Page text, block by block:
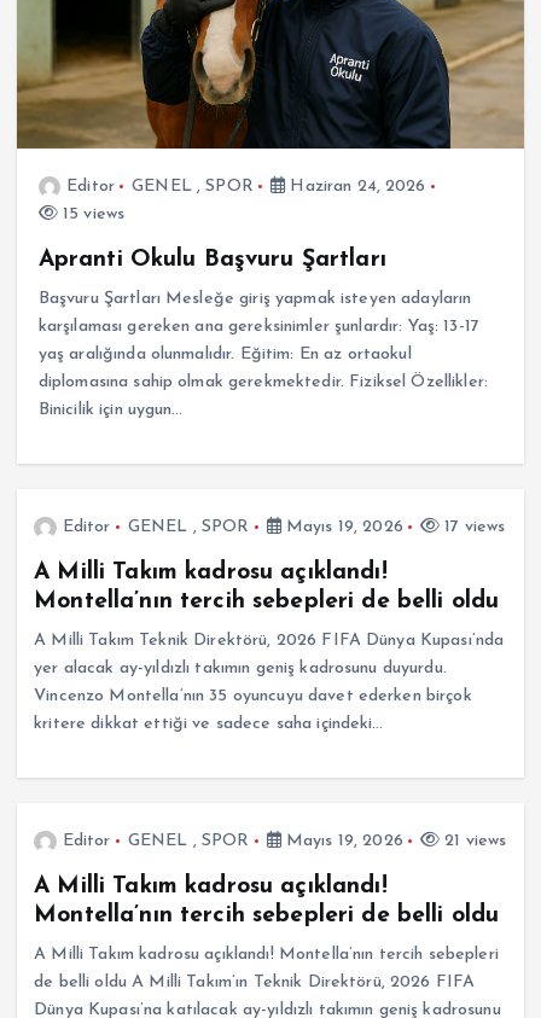
Editor GENEL,SPOR
Haziran 24, 2026
15 views
Apranti Okulu Başvuru Şartları
Başvuru Şartları Mesleğe giriş yapmak isteyen adayların
karşılaması gereken ana gereksinimler şunlardır: Yaş: 13-17
yaş aralığında olunmalıdır. Eğitim: En az ortaokul
diplomasına sahip olmak gerekmektedir. Fiziksel Özellikler:
Binicilik için uygun…
Editor GENEL , SPOR Mayıs 19, 2026 17 views
A Milli Takım kadrosu açıklandı!
Montella’nın tercih sebepleri de belli oldu
A Milli Takım Teknik Direktörü, 2026 FIFA Dünya Kupası’nda
yer alacak ay-yıldızlı takımın geniş kadrosunu duyurdu.
Vincenzo Montella’nın 35 oyuncuyu davet ederken birçok
kritere dikkat ettiği ve sadece saha içindeki…
Editor GENEL , SPOR Mayıs 19, 2026 21 views
A Milli Takım kadrosu açıklandı!
Montella’nın tercih sebepleri de belli oldu
A Milli Takım kadrosu açıklandı! Montella’nın tercih sebepleri
de belli oldu A Milli Takım’ın Teknik Direktörü, 2026 FIFA
Dünya Kupası’na katılacak ay-yıldızlı takımın geniş kadrosunu